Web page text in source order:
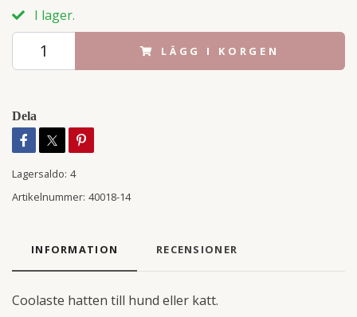
I lager.
LÄGG I KORGEN
Dela
Lagersaldo: 4
Artikelnummer: 40018-14
INFORMATION RECENSIONER
Coolaste hatten till hund eller katt.